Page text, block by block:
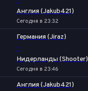
Англия (Jakub421)
Сегодня в 23:32
Германия (Jiraz)
-
Нидерланды (Shooter)
Сегодня в 23:46
Англия (Jakub421)